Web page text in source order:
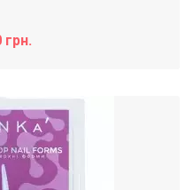
грн.